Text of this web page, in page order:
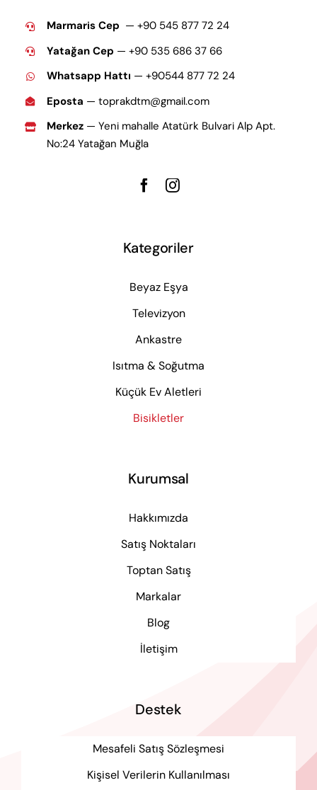
Marmaris Cep — +90 545 877 72 24
Yatağan Cep — +90 535 686 37 66
Whatsapp Hattı — +90544 877 72 24
Eposta — toprakdtm@gmail.com
Merkez — Yeni mahalle Atatürk Bulvari Alp Apt.
No:24 Yatağan Muğla
Kategoriler
Beyaz Eşya
Televizyon
Ankastre
Isıtma & Soğutma
Küçük Ev Aletleri
Bisikletler
Kurumsal
Hakkımızda
Satış Noktaları
Toptan Satış
Markalar
Blog
İletişim
Destek
Mesafeli Satış Sözleşmesi
Kişisel Verilerin Kullanılması